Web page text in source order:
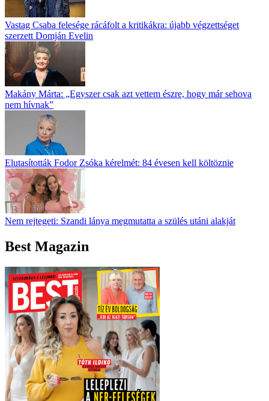
Vastag Csaba felesége rácáfolt a kritikákra: újabb végzettséget
szerzett Domján Evelin
Makány Márta: „Egyszer csak azt vettem észre, hogy már sehova
nem hívnak”
Elutasították Fodor Zsóka kérelmét: 84 évesen kell költöznie
Nem rejtegeti: Szandi lánya megmutatta a szülés utáni alakját
Best Magazin